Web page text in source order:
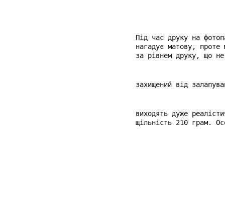
Під час друку на
нагадує матову, проте
за рівнем друку, що не
захищений від
виходять дуже
щільність 210 грам.